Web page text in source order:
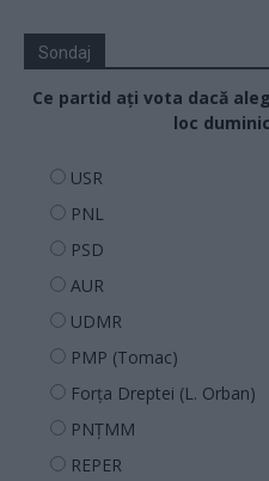
Sondaj
Ce partid ați vota dacă
loc
USR
PNL
PSD
AUR
UDMR
PMP (Tomac)
Forța Dreptei (L. Orban)
PNȚMM
REPER